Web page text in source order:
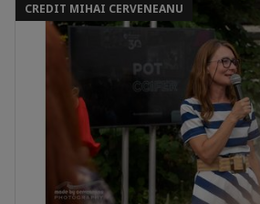
CREDIT MIHAI CERVENEANU